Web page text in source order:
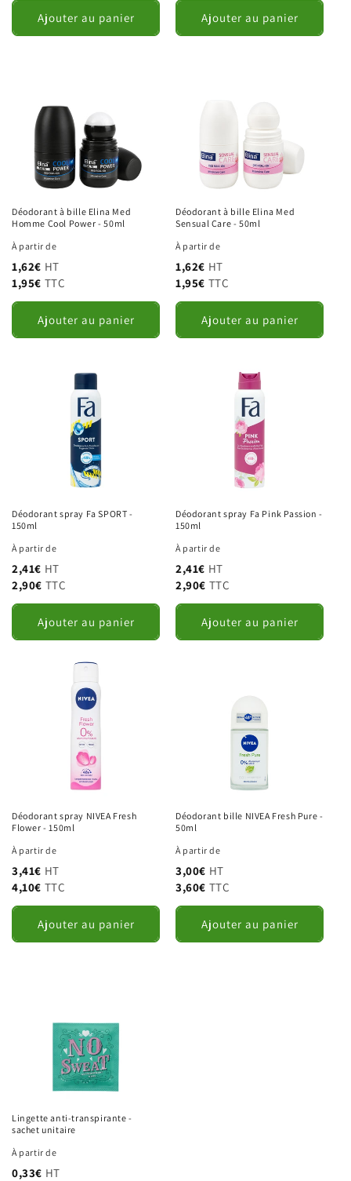
Ajouter au panier Ajouter au panier
Déodorant à bille Elina Med
Homme Cool Power - 50ml
À partir de
1,62€ HT
1,95€ TTC
Ajouter au panier
Déodorant à bille Elina Med
Sensual Care - 50ml
À partir de
1,62€ HT
1,95€ TTC
Ajouter au panier
Déodorant spray Fa SPORT -
150ml
À partir de
2,41€ HT
2,90€ TTC
Ajouter au panier
Déodorant spray Fa Pink Passion -
150ml
À partir de
2,41€ HT
2,90€ TTC
Ajouter au panier
Déodorant spray NIVEA Fresh
Flower - 150ml
À partir de
3,41€ HT
4,10€ TTC
Ajouter au panier
Déodorant bille NIVEA Fresh Pure -
50ml
À partir de
3,00€ HT
3,60€ TTC
Ajouter au panier
Lingette anti-transpirante -
sachet unitaire
À partir de
0,33€ HT
Structure / Organisme
Email
Téléphone
Adresse principale
Code postal
Informations complémentaires
SIRET
TVA intracommunautaire
J'accepte que mes données personnelles soient
utilisées pour traiter cette demande de devis.
Politique de confidentialité
Données conservées 3 ans à compter du dernier contact.
Droits d'accès, de rectification, de suppression et de